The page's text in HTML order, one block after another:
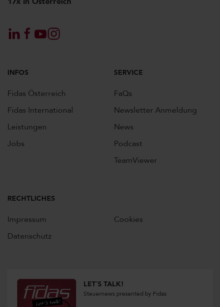
INFOS
Fidas Österreich
Fidas International
Leistungen
Jobs
SERVICE
FaQs
Newsletter Anmeldung
News
Podcast
TeamViewer
RECHTLICHES
Impressum
Datenschutz
Cookies
LET´S TALK!
Steuernews presented by Fidas